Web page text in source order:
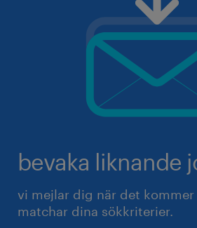
bevaka liknande
vi mejlar dig när det
matchar dina sökkriterier.